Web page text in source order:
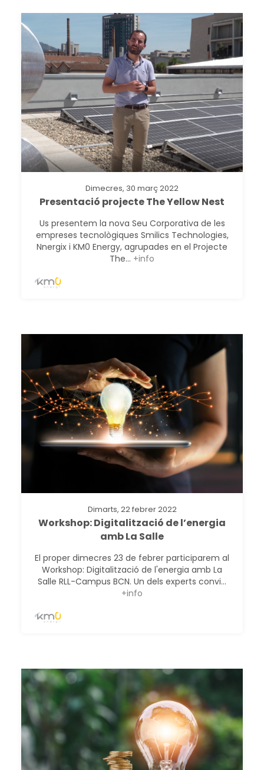
Dimecres, 30 març 2022
Presentació projecte The Yellow Nest
Us presentem la nova Seu Corporativa de les
empreses tecnològiques Smilics Technologies,
Nnergix i KM0 Energy, agrupades en el Projecte
The... +info
Dimarts, 22 febrer 2022
Workshop: Digitalització de l’energia
amb La Salle
El proper dimecres 23 de febrer participarem al
Workshop: Digitalització de l'energia amb La
Salle RLL-Campus BCN. Un dels experts convi...
+info